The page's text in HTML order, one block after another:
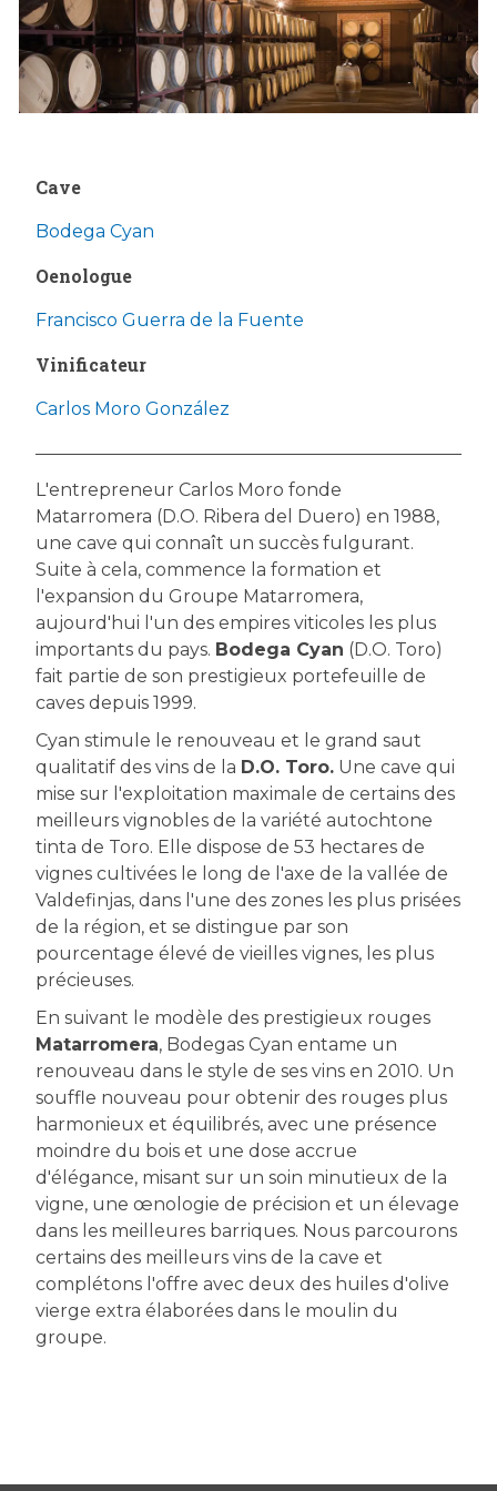
Cave
Bodega Cyan
Oenologue
Francisco Guerra de la Fuente
Vinificateur
Carlos Moro González
L'entrepreneur Carlos Moro fonde
Matarromera (D.O. Ribera del Duero) en 1988,
une cave qui connaît un succès fulgurant.
Suite à cela, commence la formation et
l'expansion du Groupe Matarromera,
aujourd'hui l'un des empires viticoles les plus
importants du pays. Bodega Cyan (D.O. Toro)
fait partie de son prestigieux portefeuille de
caves depuis 1999.
Cyan stimule le renouveau et le grand saut
qualitatif des vins de la D.O. Toro. Une cave qui
mise sur l'exploitation maximale de certains des
meilleurs vignobles de la variété autochtone
tinta de Toro. Elle dispose de 53 hectares de
vignes cultivées le long de l'axe de la vallée de
Valdefinjas, dans l'une des zones les plus prisées
de la région, et se distingue par son
pourcentage élevé de vieilles vignes, les plus
précieuses.
En suivant le modèle des prestigieux rouges
Matarromera, Bodegas Cyan entame un
renouveau dans le style de ses vins en 2010. Un
souffle nouveau pour obtenir des rouges plus
harmonieux et équilibrés, avec une présence
moindre du bois et une dose accrue
d'élégance, misant sur un soin minutieux de la
vigne, une œnologie de précision et un élevage
dans les meilleures barriques. Nous parcourons
certains des meilleurs vins de la cave et
complétons l'offre avec deux des huiles d'olive
vierge extra élaborées dans le moulin du
groupe.